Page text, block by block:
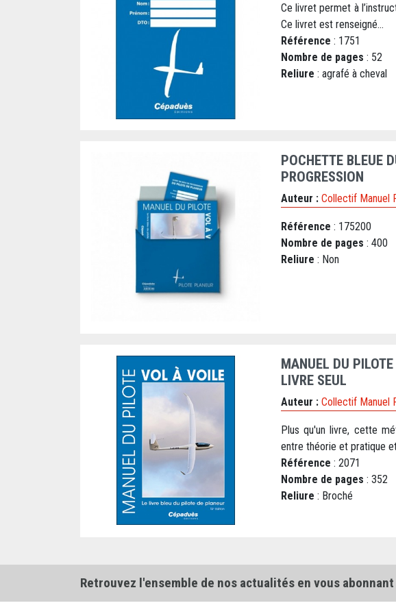
Ce livret permet à
Ce livret est renseigné...
Référence : 1751
Nombre de pages : 52
Reliure : agrafé à cheval
POCHETTE BLEUE
PROGRESSION
Auteur : Collectif Manuel
Référence : 175200
Nombre de pages : 400
Reliure : Non
MANUEL DU
LIVRE SEUL
Auteur : Collectif Manuel
Plus qu'un livre, cette
entre théorie et pratique
Référence : 2071
Nombre de pages : 352
Reliure : Broché
Retrouvez l'ensemble de nos actualités en vous